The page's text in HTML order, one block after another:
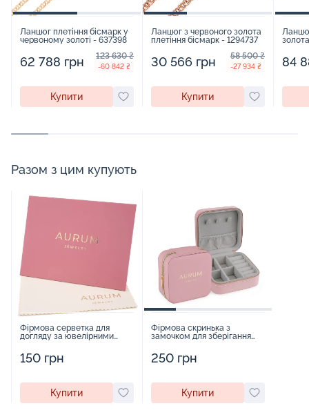
Ланцюг плетіння бісмарк у
червоному золоті - 637398
62 788 грн 123 630 ₴
-60 842 ₴
Купити
Ланцюг з червоного золота
плетіння бісмарк - 1294737
30 566 грн 58 500 ₴
-27 934 ₴
Купити
84
Разом з цим купують
Фірмова серветка для
догляду за ювелірними
150 грн
Купити
Фірмова скринька з
замочком для зберігання
250 грн
Купити